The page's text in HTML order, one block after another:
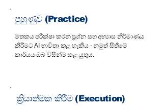
පුහුණුව (Practice)
මතකය පරීක්ෂා කරන ප්‍රශ්න සහ අභ්‍යාස නිර්මාණය
කිරීමට AI භාවිතා කළ හැකිය - නමුත් සිතීමේ
කාර්යය ඔබ විසින්ම කළ යුතුය.
ක්‍රියාත්මක කිරීම (Execution)